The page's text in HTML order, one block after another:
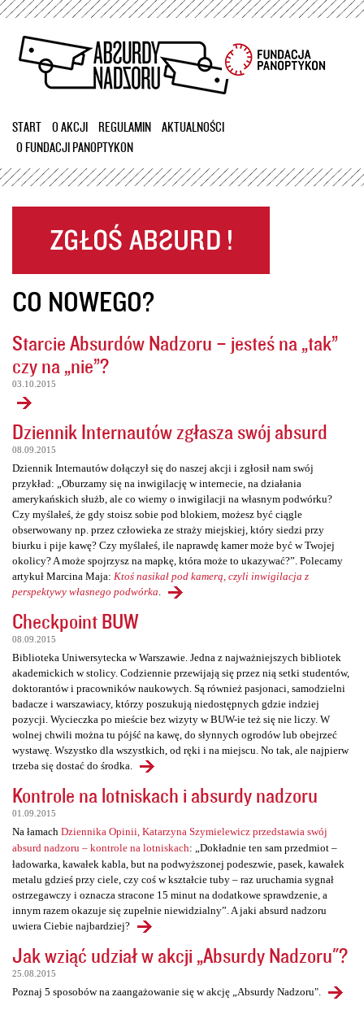
Przejdź
treści
START O AKCJI REGULAMIN
AKTUALNOŚCI
O FUNDACJI PANOPTYKON
CO NOWEGO?
Starcie Absurdów Nadzoru – jesteś na „tak”
czy na „nie”?
03.10.2015
Dziennik Internautów zgłasza swój absurd
08.09.2015
Dziennik Internautów dołączył się do naszej akcji i zgłosił nam swój
przykład: „Oburzamy się na inwigilację w internecie, na działania
amerykańskich służb, ale co wiemy o inwigilacji na własnym podwórku?
Czy myślałeś, że gdy stoisz sobie pod blokiem, możesz być ciągle
obserwowany np. przez człowieka ze straży miejskiej, który siedzi przy
biurku i pije kawę? Czy myślałeś, ile naprawdę kamer może być w Twojej
okolicy? A może spojrzysz na mapkę, która może to ukazywać?”. Polecamy
artykuł Marcina Maja: Ktoś nasikał pod kamerą, czyli inwigilacja z
perspektywy własnego podwórka
Checkpoint BUW
08.09.2015
Biblioteka Uniwersytecka w Warszawie. Jedna z najważniejszych bibliotek
akademickich w stolicy. Codziennie przewijają się przez nią setki studentów,
doktorantów i pracowników naukowych. Są również pasjonaci, samodzielni
badacze i warszawiacy, którzy poszukują niedostępnych gdzie indziej
pozycji. Wycieczka po mieście bez wizyty w BUW-ie też się nie liczy. W
wolnej chwili można tu pójść na kawę, do słynnych ogrodów lub obejrzeć
wystawę. Wszystko dla wszystkich, od ręki i na miejscu. No tak, ale najpierw
trzeba się dostać do środka.
Kontrole na lotniskach i absurdy nadzoru
01.09.2015
Na łamach Dziennika Opinii, Katarzyna Szymielewicz przedstawia swój
absurd nadzoru – kontrole na lotniskach: „Dokładnie ten sam przedmiot –
ładowarka, kawałek kabla, but na podwyższonej podeszwie, pasek, kawałek
metalu gdzieś przy ciele, czy coś w kształcie tuby – raz uruchamia sygnał
ostrzegawczy i oznacza stracone 15 minut na dodatkowe sprawdzenie, a
innym razem okazuje się zupełnie niewidzialny”. A jaki absurd nadzoru
uwiera Ciebie najbardziej?
Jak wziąć udział w akcji „Absurdy Nadzoru"?
25.08.2015
Poznaj 5 sposobów na zaangażowanie się w akcję „Absurdy Nadzoru".